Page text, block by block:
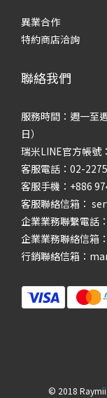
異業合作
特約商店洽詢
聯絡我們
服務時間：週一至
日）
瑞米LINE官方帳
客服電話：02-
客服手機：+886
客服聯絡信箱：
企業業務聯繫電話
企業業務聯絡信箱
行銷聯絡信箱：
© 2018 Raymii